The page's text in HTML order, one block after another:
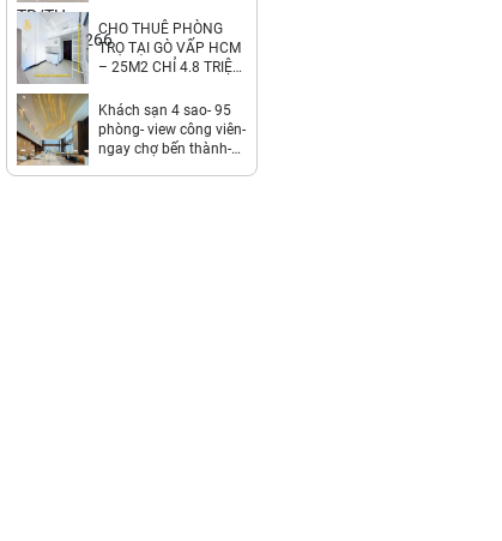
6.8TR/TH.
LH:0971928881
CHO THUÊ PHÒNG
TRỌ TẠI GÒ VẤP HCM
– 25M2 CHỈ 4.8 TRIỆU
LH:0359203979.
Khách sạn 4 sao- 95
phòng- view công viên-
ngay chợ bến thành-